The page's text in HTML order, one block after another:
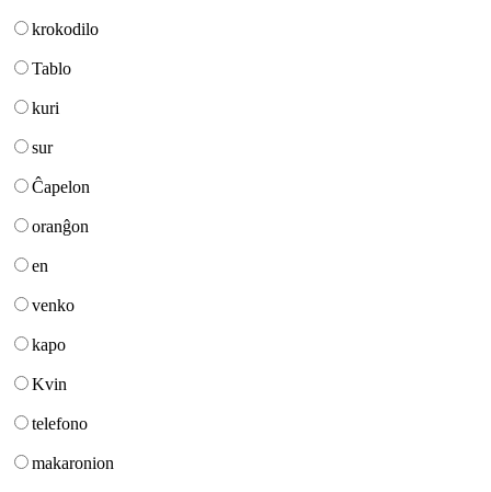
krokodilo
Tablo
kuri
sur
Ĉapelon
oranĝon
en
venko
kapo
Kvin
telefono
makaronion